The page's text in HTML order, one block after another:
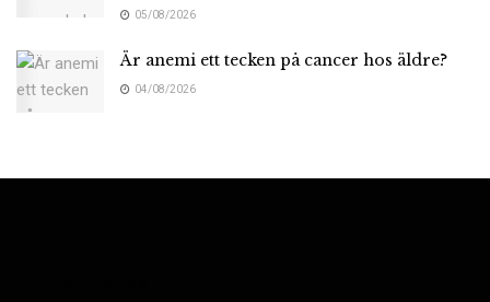
05/08/2026
Är anemi ett tecken på cancer hos äldre?
04/08/2026